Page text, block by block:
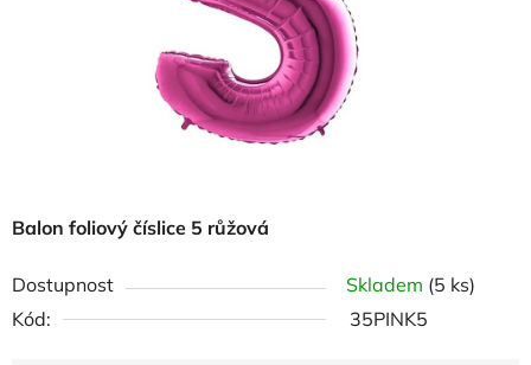
Balon foliový číslice 5 růžová
Dostupnost Skladem (5 ks)
Kód:
35PINK5